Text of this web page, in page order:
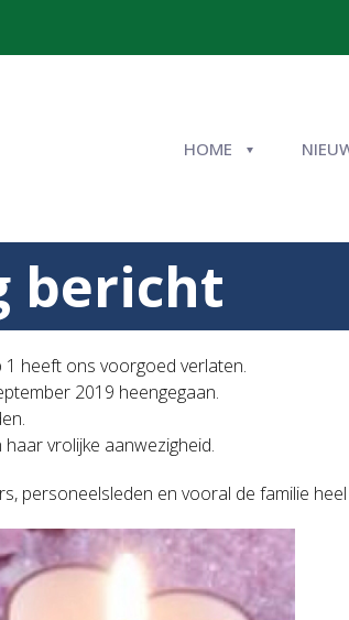
HOME
bericht
1 heeft ons voorgoed verlaten.
2019 heengegaan.
haar vrolijke aanwezigheid.
personeelsleden en vooral de familie